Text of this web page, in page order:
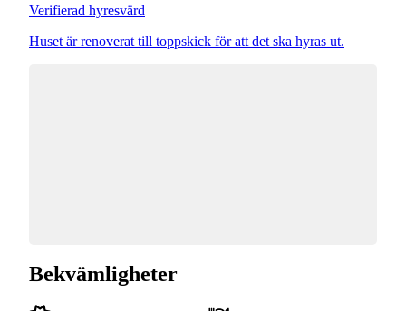
Verifierad hyresvärd
Huset är renoverat till toppskick för att det ska hyras ut.
Bekvämligheter